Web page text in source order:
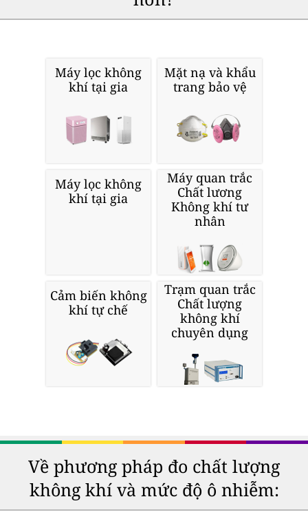
Máy lọc không
khí tại gia
Mặt nạ và khẩu
trang bảo vệ
Máy lọc không
khí tại gia
Máy quan trắc
Chất lương
Không khí tư
nhân
Cảm biến không
khí tự chế
Trạm quan trắc
Chất lượng
không khí
chuyên dụng
Về phương pháp đo chất lượng
không khí và mức độ ô nhiễm: